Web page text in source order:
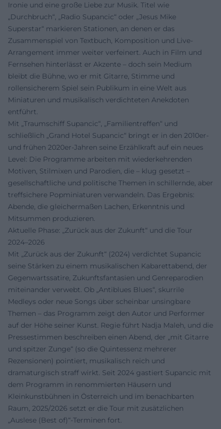
Ironie und eine große Liebe zur Musik. Titel wie
„Durchbruch“, „Radio Supancic“ oder „Jesus Mike
Superstar“ markieren Stationen, an denen er das
Zusammenspiel von Textbuch, Komposition und Live-
Arrangement immer weiter verfeinert. Auch in Film und
Fernsehen hinterlässt er Akzente – doch sein Medium
bleibt die Bühne, wo er mit Gitarre, Stimme und
rollensicherem Spiel sein Publikum in eine Welt aus
Miniaturen und musikalisch verdichteten Anekdoten
entführt.
Mit „Traumschiff Supancic“, „Familientreffen“ und
schließlich „Grand Hotel Supancic“ bringt er in den 2010er-
und frühen 2020er-Jahren seine Erzählkraft auf ein neues
Level: Die Programme arbeiten mit wiederkehrenden
Motiven, Stilmixen und Parodien, die – klug gesetzt –
gesellschaftliche und politische Themen in schillernde, aber
treffsichere Popminiaturen verwandeln. Das Ergebnis:
Abende, die gleichermaßen Lachen, Erkenntnis und
Mitsummen produzieren.
Aktuelle Phase: „Zurück aus der Zukunft“ und die Tour
2024–2026
Mit „Zurück aus der Zukunft“ (2024) verdichtet Supancic
seine Stärken zu einem musikalischen Kabarettabend, der
Gegenwartssatire, Zukunftsfantasien und Genreparodien
miteinander verwebt. Ob „Antiblues Blues“, skurrile
Medleys oder neue Songs über scheinbar unsingbare
Themen – das Programm zeigt den Autor und Performer
auf der Höhe seiner Kunst. Regie führt Nadja Maleh, und die
Pressestimmen beschreiben einen Abend, der „mit Gitarre
und spitzer Zunge“ (so die Quintessenz mehrerer
Rezensionen) pointiert, musikalisch reich und
dramaturgisch straff wirkt. Seit 2024 gastiert Supancic mit
dem Programm in renommierten Häusern und
Kleinkunstbühnen in Österreich und im benachbarten
Raum, 2025/2026 setzt er die Tour mit zusätzlichen
„Auslese (Best of)“-Terminen fort.